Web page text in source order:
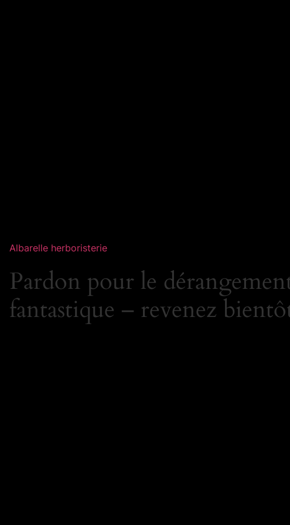
Albarelle herboristerie
Pardon pour le
fantastique – revenez